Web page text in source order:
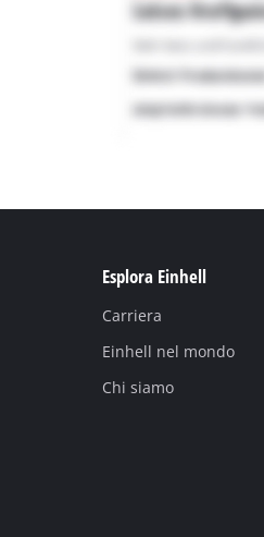
Esplora Einhell
Carriera
Einhell nel mondo
Chi siamo